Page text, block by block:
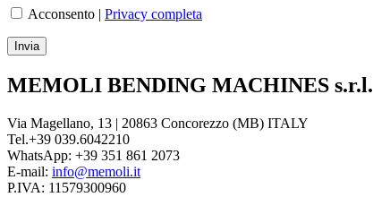
Acconsento | Privacy completa
MEMOLI BENDING MACHINES s.r.l.
Via Magellano, 13 | 20863 Concorezzo (MB) ITALY
Tel.+39 039.6042210
WhatsApp: +39 351 861 2073
E-mail: info@memoli.it
P.IVA: 11579300960